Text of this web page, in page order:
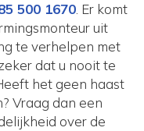
500 1670 . Er komt
uit
te verhelpen met
dat u nooit te
het geen haast
Vraag dan een
over de